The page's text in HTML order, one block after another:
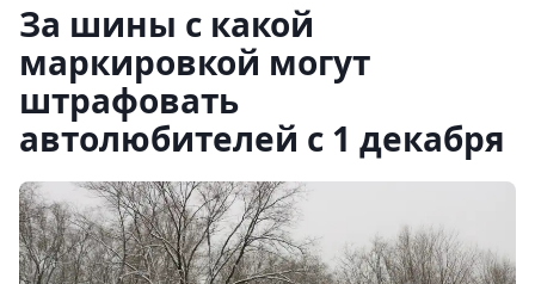
За шины с какой
маркировкой могут
штрафовать
автолюбителей с 1 декабря